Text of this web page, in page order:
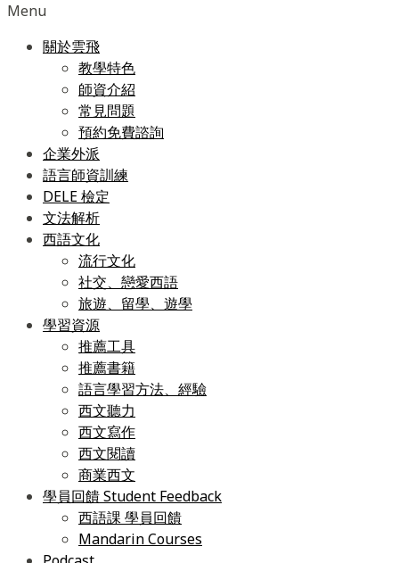
Menu
關於雲飛
教學特色
師資介紹
常見問題
預約免費諮詢
企業外派
語言師資訓練
DELE 檢定
文法解析
西語文化
流行文化
社交、戀愛西語
旅遊、留學、遊學
學習資源
推薦工具
推薦書籍
語言學習方法、經驗
西文聽力
西文寫作
西文閱讀
商業西文
學員回饋 Student Feedback
西語課 學員回饋
Mandarin Courses